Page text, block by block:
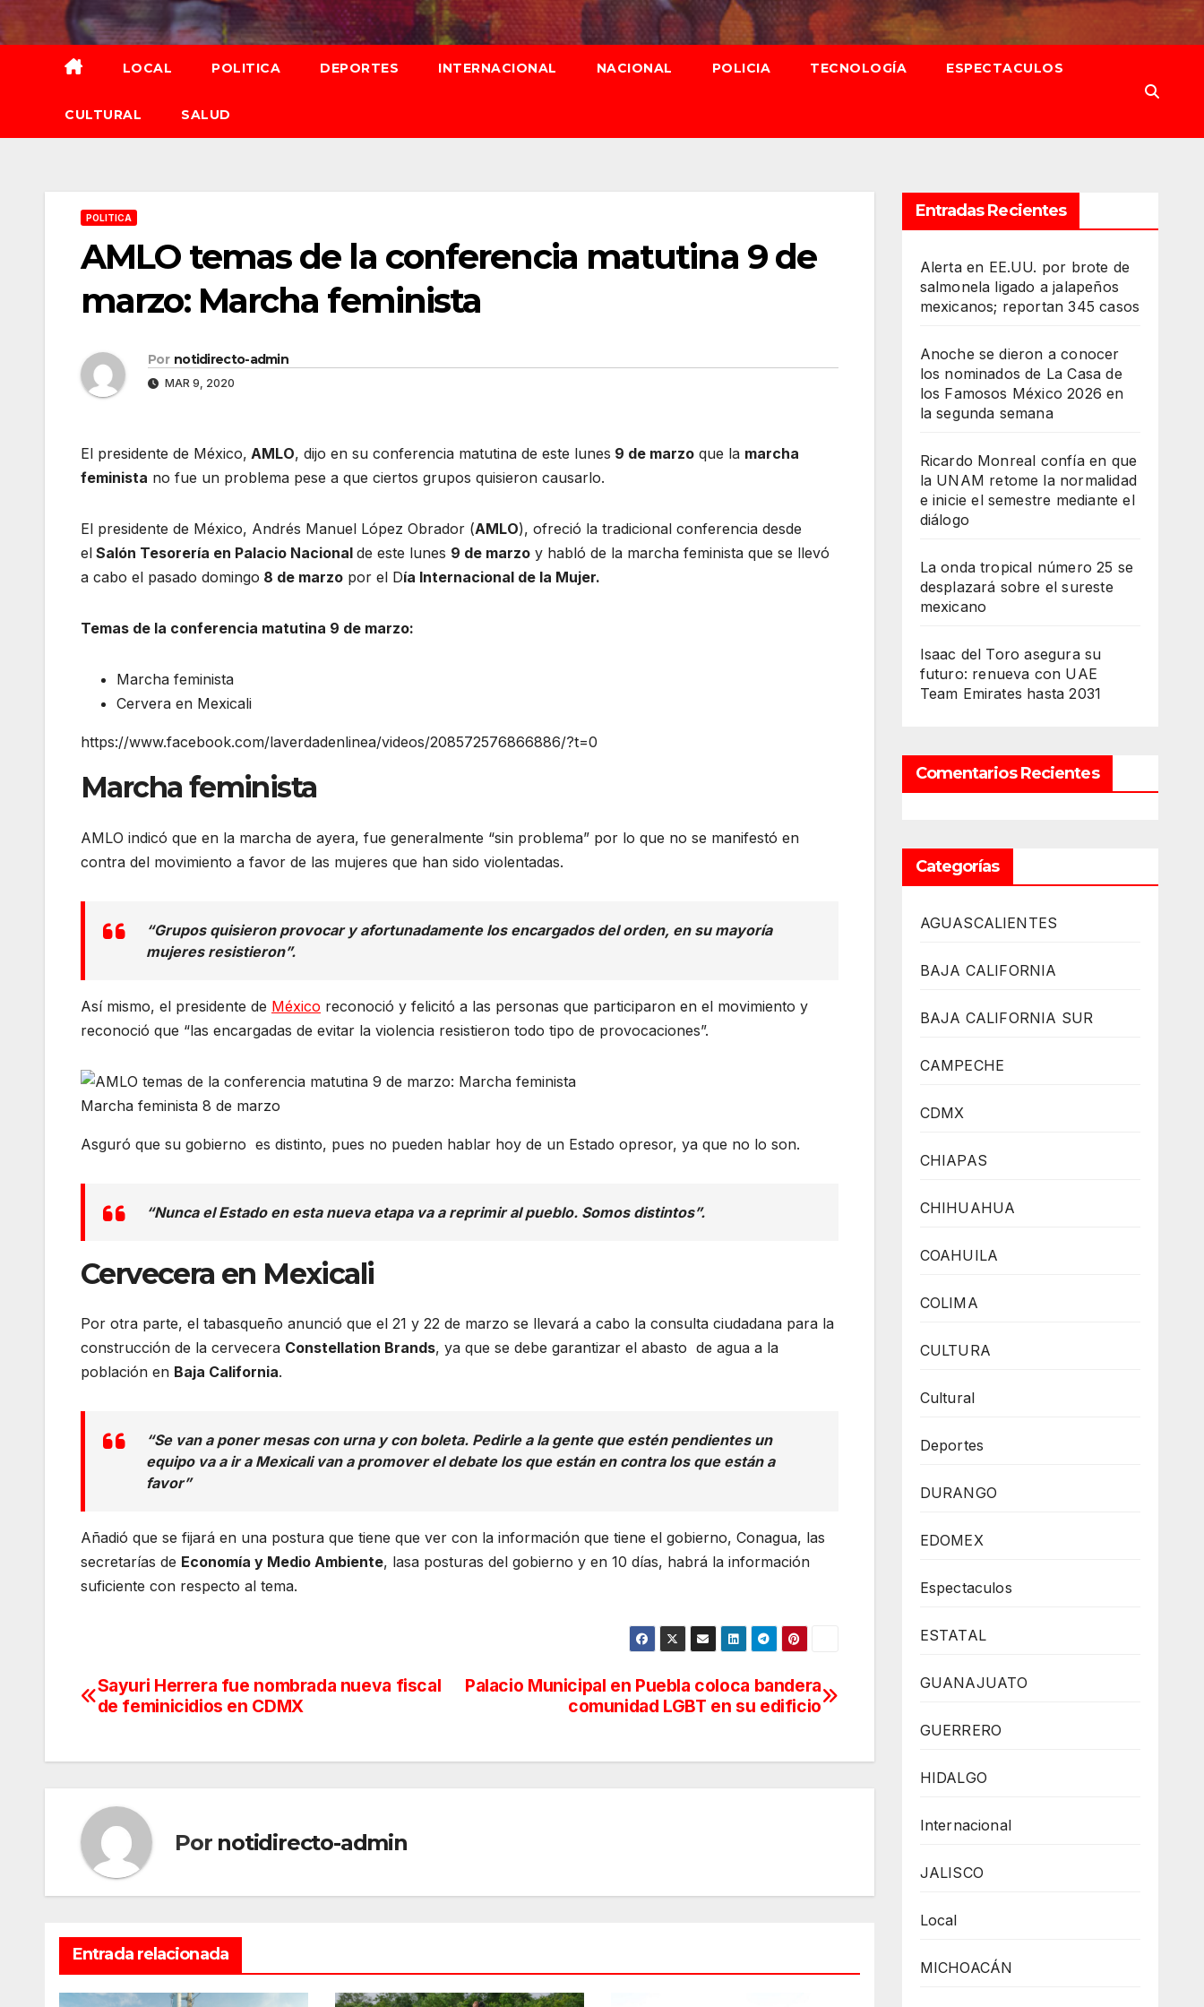
al
contenido
LOCAL POLITICA DEPORTES INTERNACIONAL NACIONAL POLICIA TECNOLOGÍA ESPECTACULOS
CULTURAL SALUD
POLITICA
AMLO temas de la conferencia matutina 9 de
marzo: Marcha feminista
Por notidirecto-admin
MAR 9, 2020
El presidente de México, AMLO, dijo en su conferencia matutina de este lunes 9 de marzo que la marcha
feminista no fue un problema pese a que ciertos grupos quisieron causarlo.
El presidente de México, Andrés Manuel López Obrador (AMLO), ofreció la tradicional conferencia desde
el Salón Tesorería en Palacio Nacional de este lunes 9 de marzo y habló de la marcha feminista que se llevó
a cabo el pasado domingo 8 de marzo por el Día Internacional de la Mujer.
Temas de la conferencia matutina 9 de marzo:
Marcha feminista
Cervera en Mexicali
https://www.facebook.com/laverdadenlinea/videos/208572576866886/?t=0
Marcha feminista
AMLO indicó que en la marcha de ayera, fue generalmente “sin problema” por lo que no se manifestó en
contra del movimiento a favor de las mujeres que han sido violentadas.
“Grupos quisieron provocar y afortunadamente los encargados del orden, en su mayoría
mujeres resistieron”.
Así mismo, el presidente de México reconoció y felicitó a las personas que participaron en el movimiento y
reconoció que “las encargadas de evitar la violencia resistieron todo tipo de provocaciones”.
Marcha feminista 8 de marzo
Asguró que su gobierno es distinto, pues no pueden hablar hoy de un Estado opresor, ya que no lo son.
“Nunca el Estado en esta nueva etapa va a reprimir al pueblo. Somos distintos”.
Cervecera en Mexicali
Por otra parte, el tabasqueño anunció que el 21 y 22 de marzo se llevará a cabo la consulta ciudadana para la
construcción de la cervecera Constellation Brands, ya que se debe garantizar el abasto de agua a la
población en Baja California.
“Se van a poner mesas con urna y con boleta. Pedirle a la gente que estén pendientes un
equipo va a ir a Mexicali van a promover el debate los que están en contra los que están a
favor”
Añadió que se fijará en una postura que tiene que ver con la información que tiene el gobierno, Conagua, las
secretarías de Economía y Medio Ambiente, lasa posturas del gobierno y en 10 días, habrá la información
suficiente con respecto al tema.
Navegación
entradas
Palacio Municipal en Puebla coloca bandera
comunidad LGBT en su edificio
Sayuri Herrera fue nombrada nueva fiscal
de feminicidios en CDMX
Por notidirecto-admin
Entrada relacionada
Entradas Recientes
Alerta en EE.UU. por brote de
salmonela ligado a jalapeños
mexicanos; reportan 345 casos
Anoche se dieron a conocer
los nominados de La Casa de
los Famosos México 2026 en
la segunda semana
Ricardo Monreal confía en que
la UNAM retome la normalidad
e inicie el semestre mediante el
diálogo
La onda tropical número 25 se
desplazará sobre el sureste
mexicano
Isaac del Toro asegura su
futuro: renueva con UAE
Team Emirates hasta 2031
Comentarios Recientes
Categorías
AGUASCALIENTES
BAJA CALIFORNIA
BAJA CALIFORNIA SUR
CAMPECHE
CDMX
CHIAPAS
CHIHUAHUA
COAHUILA
COLIMA
CULTURA
Cultural
Deportes
DURANGO
EDOMEX
Espectaculos
ESTATAL
GUANAJUATO
GUERRERO
HIDALGO
Internacional
JALISCO
Local
MICHOACÁN